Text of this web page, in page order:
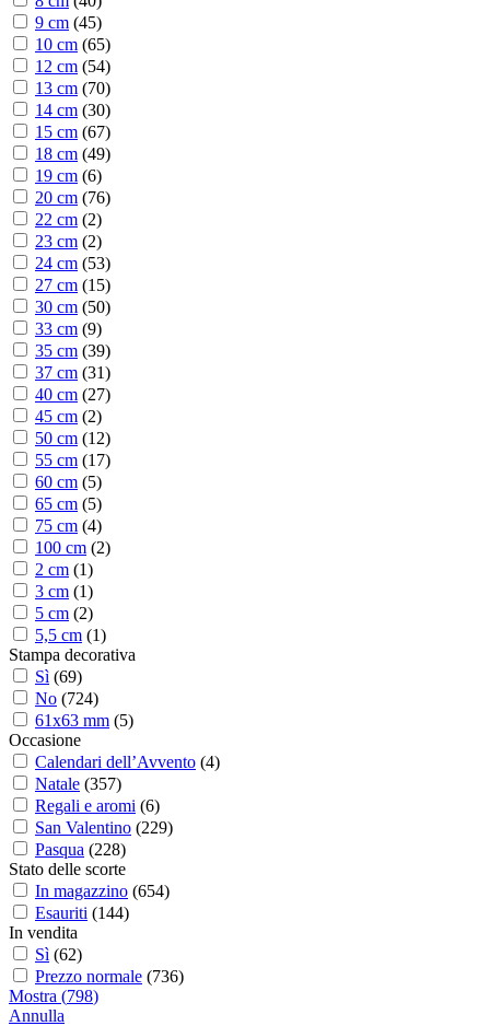
9 cm (45)
10 cm (65)
12 cm (54)
13 cm (70)
14 cm (30)
15 cm (67)
18 cm (49)
19 cm (6)
20 cm (76)
22 cm (2)
23 cm (2)
24 cm (53)
27 cm (15)
30 cm (50)
33 cm (9)
35 cm (39)
37 cm (31)
40 cm (27)
45 cm (2)
50 cm (12)
55 cm (17)
60 cm (5)
65 cm (5)
75 cm (4)
100 cm (2)
2 cm (1)
3 cm (1)
5 cm (2)
5,5 cm (1)
Stampa decorativa
Sì (69)
No (724)
61x63 mm (5)
Occasione
Calendari dell’Avvento (4)
Natale (357)
Regali e aromi (6)
San Valentino (229)
Pasqua (228)
Stato delle scorte
In magazzino (654)
Esauriti (144)
In vendita
Sì (62)
Prezzo normale (736)
Mostra (798)
Annulla